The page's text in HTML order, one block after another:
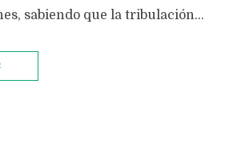
sabiendo que la tribulación...